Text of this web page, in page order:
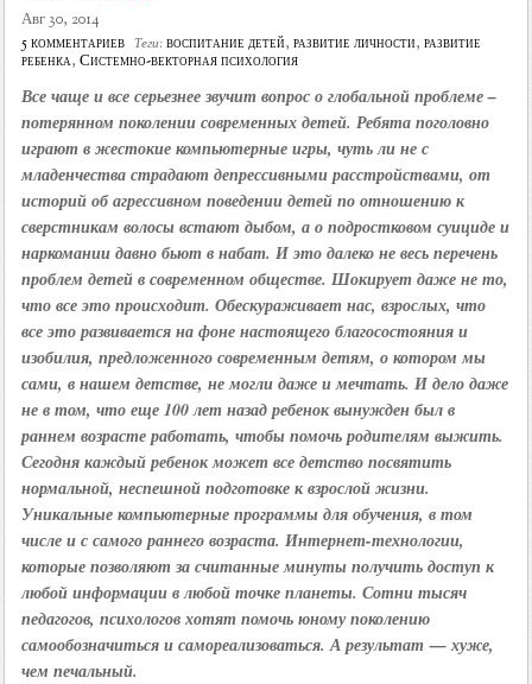
Авг 30, 2014
5 комментариев Теги:воспитание детей, развитие личности, развитие
ребенка, Системно-векторная психология
Все чаще и все серьезнее звучит вопрос о глобальной проблеме –
потерянном поколении современных детей. Ребята поголовно
играют в жестокие компьютерные игры, чуть ли не с
младенчества страдают депрессивными расстройствами, от
историй об агрессивном поведении детей по отношению к
сверстникам волосы встают дыбом, а о подростковом суициде и
наркомании давно бьют в набат. И это далеко не весь перечень
проблем детей в современном обществе. Шокирует даже не то,
что все это происходит. Обескураживает нас, взрослых, что
все это развивается на фоне настоящего благосостояния и
изобилия, предложенного современным детям, о котором мы
сами, в нашем детстве, не могли даже и мечтать. И дело даже
не в том, что еще 100 лет назад ребенок вынужден был в
раннем возрасте работать, чтобы помочь родителям выжить.
Сегодня каждый ребенок может все детство посвятить
нормальной, неспешной подготовке к взрослой жизни.
Уникальные компьютерные программы для обучения, в том
числе и с самого раннего возраста. Интернет-технологии,
которые позволяют за считанные минуты получить доступ к
любой информации в любой точке планеты. Сотни тысяч
педагогов, психологов хотят помочь юному поколению
самообозначиться и самореализоваться. А результат — хуже,
чем печальный.